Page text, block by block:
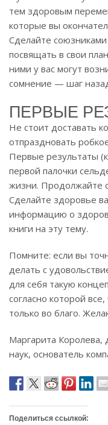
тем здоровым
которые вы
Сделайте
посвящать в свои
ними у вас могут
сомнение — шаг
ПЕРВЫЕ
Не стоит доставать
отпраздновать
Первые результаты
первой палочки
жизни. Продолжайте
Сделайте здоровье
информацию о
книги на эту тему.
Помните: если вы
делать с
для себя такую
согласно которой
только во благо.
Маргарита Королева,
наук, основатель
Поделиться ссылкой: